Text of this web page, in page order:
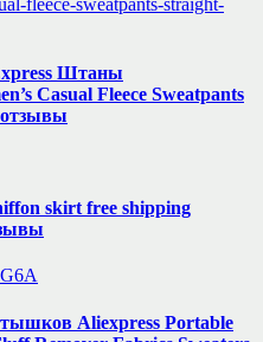
Штаны
Casual Fleece Sweatpants
skirt free shipping
Aliexpress Portable